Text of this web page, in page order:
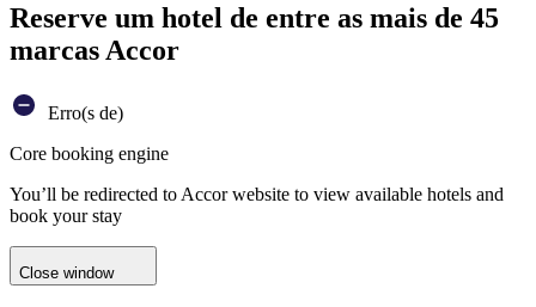
Reserve um hotel de entre as mais de 45
marcas Accor
Erro(s de)
Core booking engine
You’ll be redirected to Accor website to view available hotels and
book your stay
Close window